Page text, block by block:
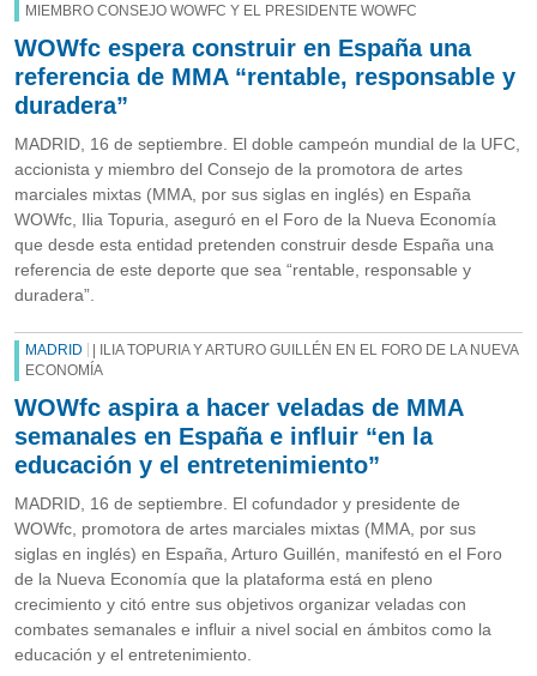
MIEMBRO CONSEJO WOWFC Y EL PRESIDENTE WOWFC
WOWfc espera construir en España una
referencia de MMA “rentable, responsable y
duradera”
MADRID, 16 de septiembre. El doble campeón mundial de la UFC,
accionista y miembro del Consejo de la promotora de artes
marciales mixtas (MMA, por sus siglas en inglés) en España
WOWfc, Ilia Topuria, aseguró en el Foro de la Nueva Economía
que desde esta entidad pretenden construir desde España una
referencia de este deporte que sea “rentable, responsable y
duradera”.
MADRID
| ILIA TOPURIA Y ARTURO GUILLÉN EN EL FORO DE LA NUEVA
ECONOMÍA
WOWfc aspira a hacer veladas de MMA
semanales en España e influir “en la
educación y el entretenimiento”
MADRID, 16 de septiembre. El cofundador y presidente de
WOWfc, promotora de artes marciales mixtas (MMA, por sus
siglas en inglés) en España, Arturo Guillén, manifestó en el Foro
de la Nueva Economía que la plataforma está en pleno
crecimiento y citó entre sus objetivos organizar veladas con
combates semanales e influir a nivel social en ámbitos como la
educación y el entretenimiento.